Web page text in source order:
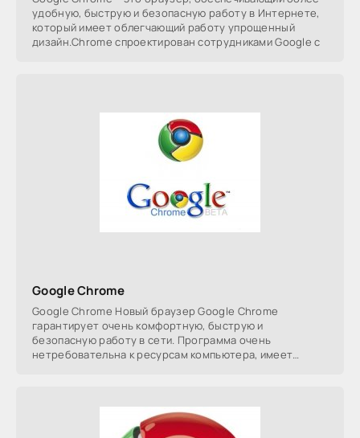
удобную, быструю и безопасную работу в Интернете,
который имеет облегчающий работу упрощенный
дизайн.Chrome спроектирован сотрудниками Google с
Google Chrome
Google Chrome Новый браузер Google Chrome
гарантирует очень комфортную, быструю и
безопасную работу в сети. Программа очень
нетребовательна к ресурсам компьютера, имеет